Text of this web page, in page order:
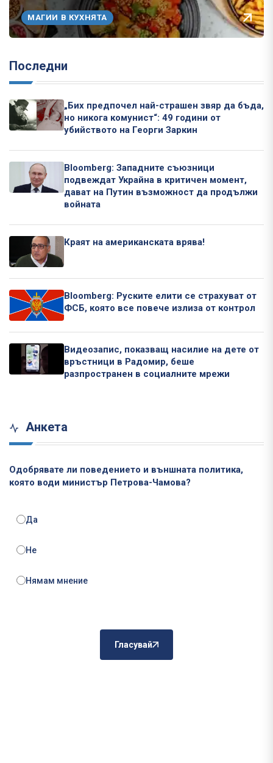
МАГИИ В КУХНЯТА
Последни
„Бих предпочел най-страшен звяр да бъда,
но никога комунист“: 49 години от
убийството на Георги Заркин
Bloomberg: Западните съюзници
подвеждат Украйна в критичен момент,
дават на Путин възможност да продължи
войната
Краят на американската врява!
Bloomberg: Руските елити се страхуват от
ФСБ, която все повече излиза от контрол
Видеозапис, показващ насилие на дете от
връстници в Радомир, беше
разпространен в социалните мрежи
Анкета
Одобрявате ли поведението и външната политика,
която води министър Петрова-Чамова?
Да
Не
Нямам мнение
Гласувай